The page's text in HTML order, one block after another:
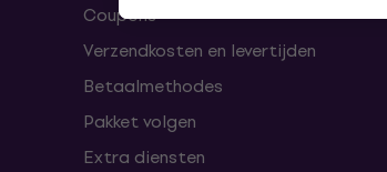
Coupons
Verzendkosten en levertijden
Betaalmethodes
Pakket volgen
Extra diensten